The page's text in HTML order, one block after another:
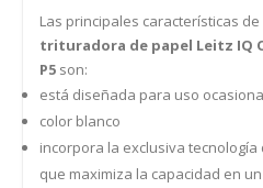
Las principales características de
trituradora de papel Leitz IQ
P5 son:
está diseñada para uso
color blanco
incorpora la exclusiva tecnología
que maximiza la capacidad en